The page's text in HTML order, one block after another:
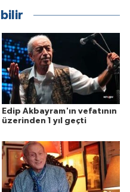
Edip Akbayram'ın vefatının
üzerinden 1 yıl geçti